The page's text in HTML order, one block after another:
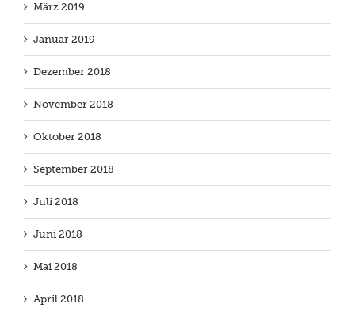
März 2019
Januar 2019
Dezember 2018
November 2018
Oktober 2018
September 2018
Juli 2018
Juni 2018
Mai 2018
April 2018